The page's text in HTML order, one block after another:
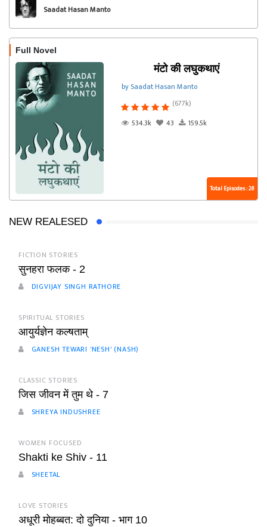
Saadat Hasan Manto
Full Novel
मंटो की लघुकथाएं
by Saadat Hasan Manto
(677k)
534.3k
43 159.5k
Total Episodes : 28
NEW REALESED
FICTION STORIES
सुनहरा फलक - 2
DIGVIJAY SINGH RATHORE
SPIRITUAL STORIES
आयुर्यज्ञेन कल्षताम्
GANESH TEWARI 'NESH' (NASH)
CLASSIC STORIES
जिस जीवन में तुम थे - 7
SHREYA INDUSHREE
WOMEN FOCUSED
Shakti ke Shiv - 11
SHEETAL
LOVE STORIES
अधूरी मोहब्बत: दो दुनिया - भाग 10